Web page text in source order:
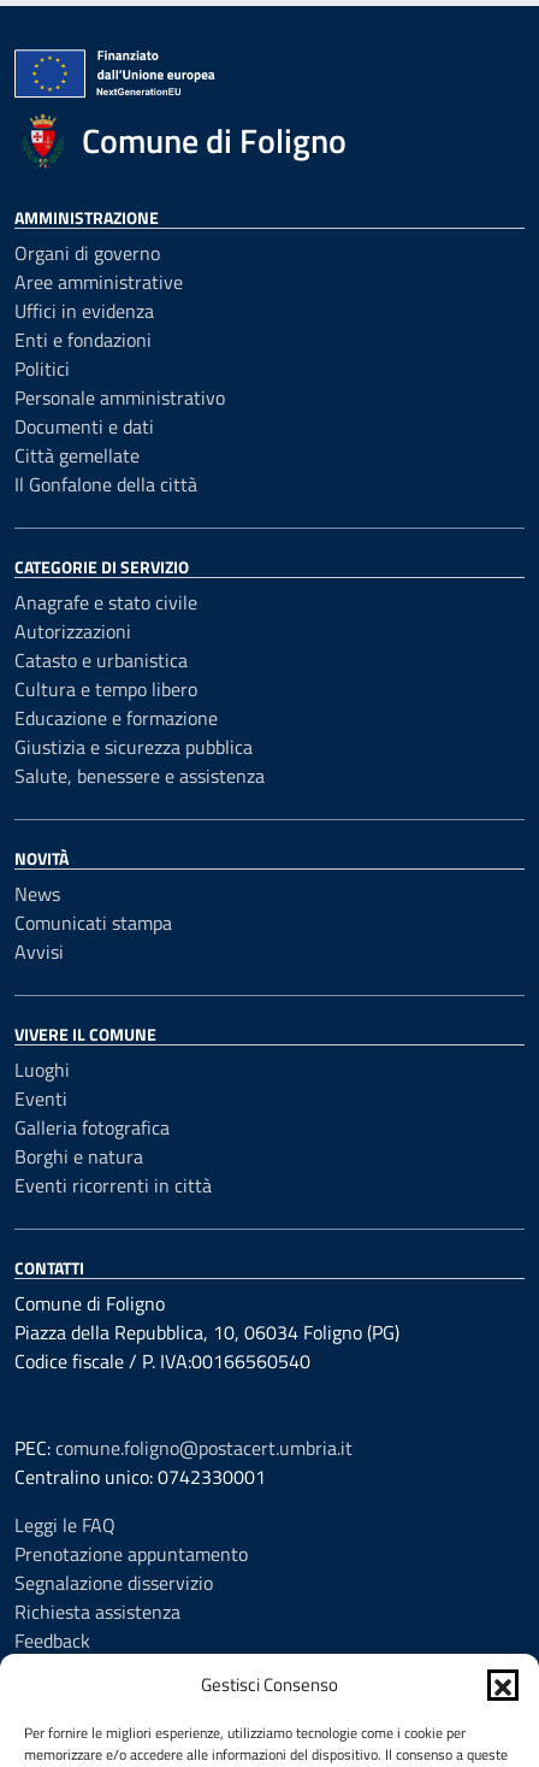
Gestisci Consenso
Per fornire le migliori esperienze, utilizziamo tecnologie come i cookie per
memorizzare e/o accedere alle informazioni del dispositivo. Il consenso a queste
Comune di Foligno
AMMINISTRAZIONE
Organi di governo
Aree amministrative
Uffici in evidenza
Enti e fondazioni
Politici
Personale amministrativo
Documenti e dati
Città gemellate
Il Gonfalone della città
CATEGORIE DI SERVIZIO
Anagrafe e stato civile
Autorizzazioni
Catasto e urbanistica
Cultura e tempo libero
Educazione e formazione
Giustizia e sicurezza pubblica
Salute, benessere e assistenza
NOVITÀ
News
Comunicati stampa
Avvisi
VIVERE IL COMUNE
Luoghi
Eventi
Galleria fotografica
Borghi e natura
Eventi ricorrenti in città
CONTATTI
Comune di Foligno
Piazza della Repubblica, 10, 06034 Foligno (PG)
Codice fiscale / P. IVA:00166560540
PEC:comune.foligno@postacert.umbria.it
Centralino unico: 0742330001
Leggi le FAQ
Prenotazione appuntamento
Segnalazione disservizio
Richiesta assistenza
Feedback
Informativa privacy
Cookie Policy (UE)